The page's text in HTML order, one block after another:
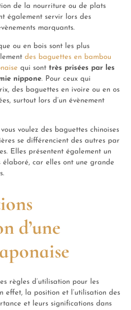
de la nourriture ou de plats
également servir lors des
marquants.
ou en bois sont les plus
des baguettes en bambou
qui sont très prisées par les
nippone. Pour ceux qui
des baguettes en ivoire ou en os
surtout lors d’un évènement
voulez des baguettes chinoises
se différencient des autres par
Elles présentent également un
élaboré, car elles ont une grande
d’une
règles d’utilisation pour les
effet, la position et l’utilisation des
et leurs significations dans